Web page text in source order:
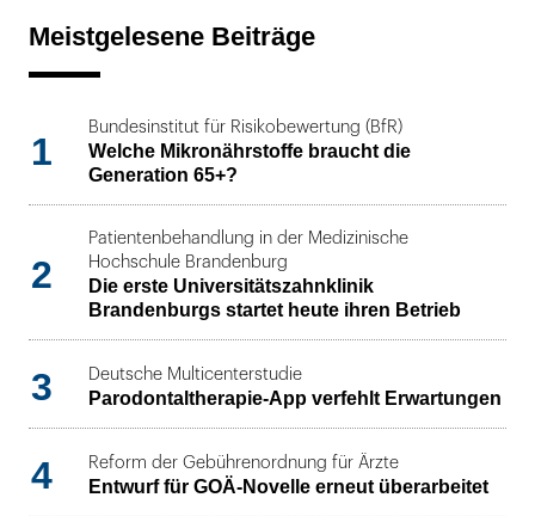
Meistgelesene Beiträge
1
Bundesinstitut für Risikobewertung (BfR)
Welche Mikronährstoffe braucht die
Generation 65+?
2
Patientenbehandlung in der Medizinische
Hochschule Brandenburg
Die erste Universitätszahnklinik
Brandenburgs startet heute ihren Betrieb
3 Deutsche Multicenterstudie
Parodontaltherapie-App verfehlt Erwartungen
4 Reform der Gebührenordnung für Ärzte
Entwurf für GOÄ-Novelle erneut überarbeitet